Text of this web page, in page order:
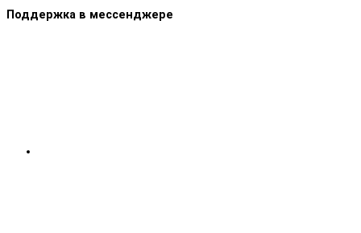
Поддержка в мессенджере